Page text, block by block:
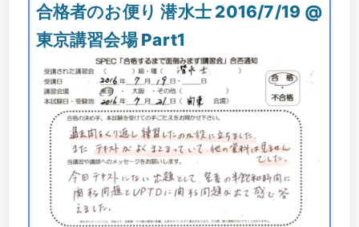
合格者のお便り 潜水士 2016/7/19 @
東京講習会場 Part1